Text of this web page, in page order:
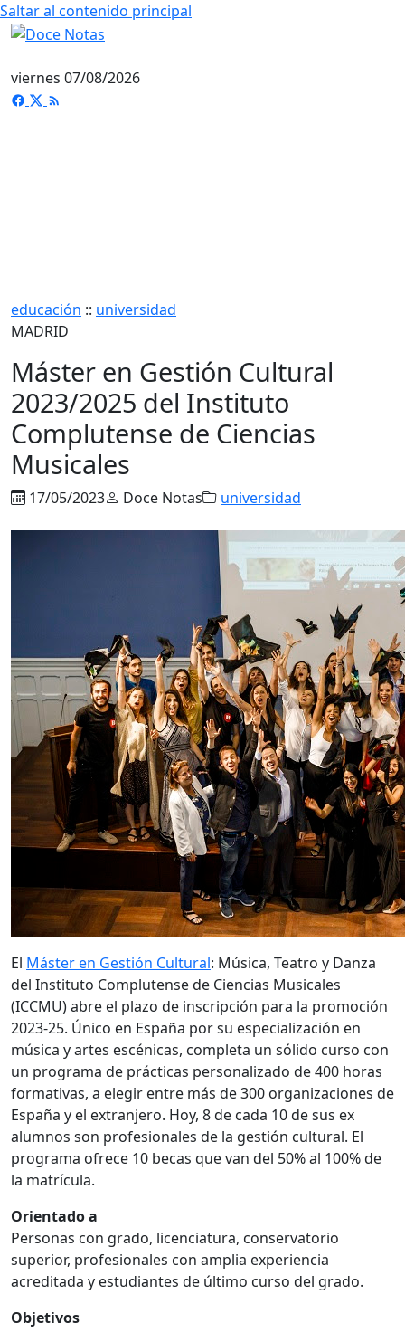
Saltar al contenido principal
viernes 07/08/2026
educación :: universidad
MADRID
Máster en Gestión Cultural
2023/2025 del Instituto
Complutense de Ciencias
Musicales
17/05/2023 Doce Notas universidad
El Máster en Gestión Cultural: Música, Teatro y Danza
del Instituto Complutense de Ciencias Musicales
(ICCMU) abre el plazo de inscripción para la promoción
2023-25. Único en España por su especialización en
música y artes escénicas, completa un sólido curso con
un programa de prácticas personalizado de 400 horas
formativas, a elegir entre más de 300 organizaciones de
España y el extranjero. Hoy, 8 de cada 10 de sus ex
alumnos son profesionales de la gestión cultural. El
programa ofrece 10 becas que van del 50% al 100% de
la matrícula.
Orientado a
Personas con grado, licenciatura, conservatorio
superior, profesionales con amplia experiencia
acreditada y estudiantes de último curso del grado.
Objetivos